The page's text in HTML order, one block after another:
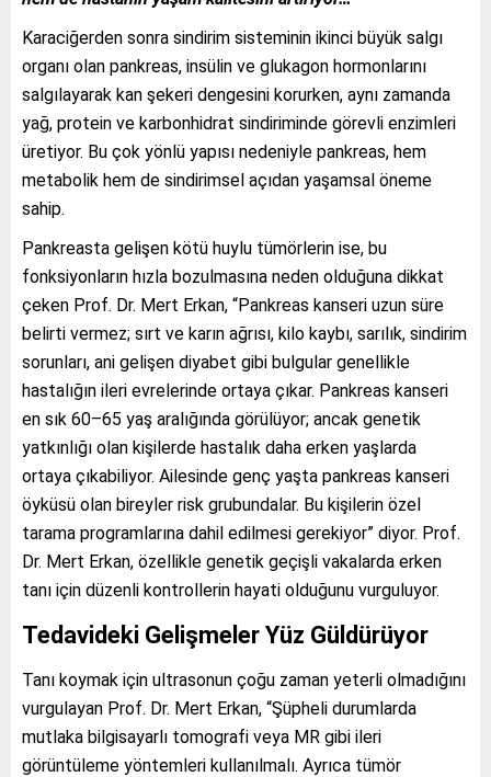
Karaciğerden sonra sindirim sisteminin ikinci büyük salgı
organı olan pankreas, insülin ve glukagon hormonlarını
salgılayarak kan şekeri dengesini korurken, aynı zamanda
yağ, protein ve karbonhidrat sindiriminde görevli enzimleri
üretiyor. Bu çok yönlü yapısı nedeniyle pankreas, hem
metabolik hem de sindirimsel açıdan yaşamsal öneme
sahip.
Pankreasta gelişen kötü huylu tümörlerin ise, bu
fonksiyonların hızla bozulmasına neden olduğuna dikkat
çeken Prof. Dr. Mert Erkan, “Pankreas kanseri uzun süre
belirti vermez; sırt ve karın ağrısı, kilo kaybı, sarılık, sindirim
sorunları, ani gelişen diyabet gibi bulgular genellikle
hastalığın ileri evrelerinde ortaya çıkar. Pankreas kanseri
en sık 60–65 yaş aralığında görülüyor; ancak genetik
yatkınlığı olan kişilerde hastalık daha erken yaşlarda
ortaya çıkabiliyor. Ailesinde genç yaşta pankreas kanseri
öyküsü olan bireyler risk grubundalar. Bu kişilerin özel
tarama programlarına dahil edilmesi gerekiyor” diyor. Prof.
Dr. Mert Erkan, özellikle genetik geçişli vakalarda erken
tanı için düzenli kontrollerin hayati olduğunu vurguluyor.
Tedavideki Gelişmeler Yüz Güldürüyor
Tanı koymak için ultrasonun çoğu zaman yeterli olmadığını
vurgulayan Prof. Dr. Mert Erkan, “Şüpheli durumlarda
mutlaka bilgisayarlı tomografi veya MR gibi ileri
görüntüleme yöntemleri kullanılmalı. Ayrıca tümör